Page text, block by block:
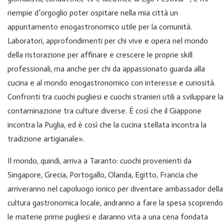
riempie d’orgoglio poter ospitare nella mia città un
appuntamento enogastronomico utile per la comunità.
Laboratori, approfondimenti per chi vive e opera nel mondo
della ristorazione per affinare e crescere le proprie skill
professionali, ma anche per chi da appassionato guarda alla
cucina e al mondo enogastronomico con interesse e curiosità.
Confronti tra cuochi pugliesi e cuochi stranieri utili a sviluppare la
contaminazione tra culture diverse. È così che il Giappone
incontra la Puglia, ed è così che la cucina stellata incontra la
tradizione artigianale».
Il mondo, quindi, arriva a Taranto: cuochi provenienti da
Singapore, Grecia, Portogallo, Olanda, Egitto, Francia che
arriveranno nel capoluogo ionico per diventare ambassador della
cultura gastronomica locale, andranno a fare la spesa scoprendo
le materie prime pugliesi e daranno vita a una cena fondata